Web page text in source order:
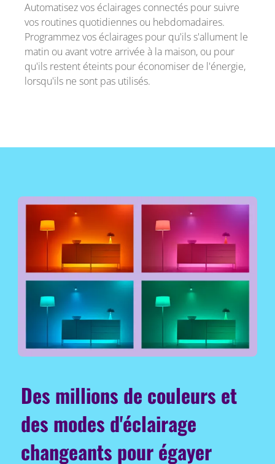
Automatisez vos éclairages connectés pour suivre
vos routines quotidiennes ou hebdomadaires.
Programmez vos éclairages pour qu'ils s'allument le
matin ou avant votre arrivée à la maison, ou pour
qu'ils restent éteints pour économiser de l'énergie,
lorsqu'ils ne sont pas utilisés.
Des millions de couleurs et
des modes d'éclairage
changeants pour égayer